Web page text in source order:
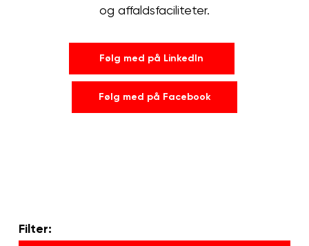
og affaldsfaciliteter.
Følg med på LinkedIn
Følg med på Facebook
Filter: